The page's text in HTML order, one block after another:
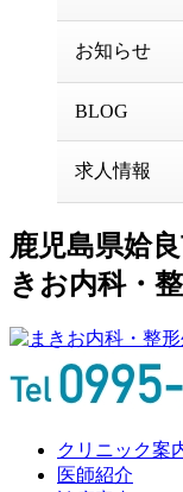
お知らせ
BLOG
求人情報
鹿児島県姶
きお内科・整
クリニック案
医師紹介